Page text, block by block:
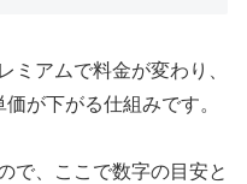
ミアムで料金が変わり、
が下がる仕組みです。
で、ここで数字の目安と